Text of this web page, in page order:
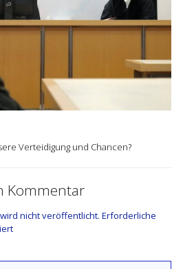
Verteidigung und Chancen?
Kommentar
nicht veröffentlicht. Erforderliche